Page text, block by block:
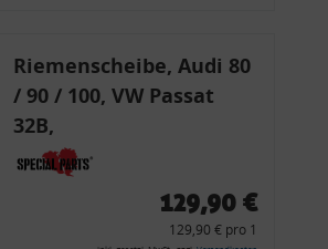
Riemenscheibe, Audi 80
/ 90 / 100, VW Passat
32B,
Schwingungsdämpfer
035105251C
129,90 €
129,90 € pro 1